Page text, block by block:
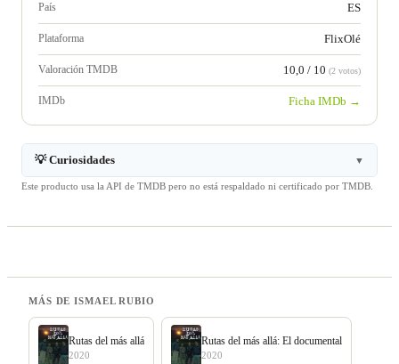
País ES
Plataforma FlixOlé
Valoración TMDB 10,0 / 10 (2 votos)
IMDb Ficha IMDb →
💡 Curiosidades ▼
Este producto usa la API de TMDB pero no está respaldado ni certificado por TMDB.
MÁS DE ISMAEL RUBIO
Rutas del más allá
2020
Rutas del más allá: El documental
2020